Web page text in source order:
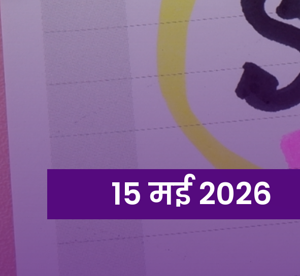
15 मई 2026